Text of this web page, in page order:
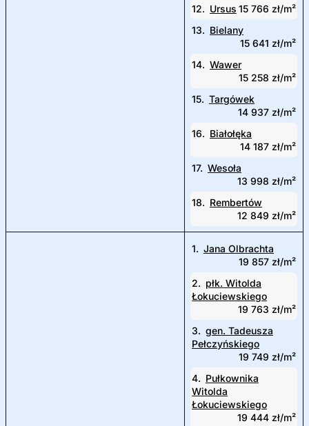
12. Ursus 15 766 zł/m²
13. Bielany
15 641 zł/m²
14. Wawer
15 258 zł/m²
15. Targówek
14 937 zł/m²
16. Białołęka
14 187 zł/m²
17. Wesoła
13 998 zł/m²
18. Rembertów
12 849 zł/m²
1. Jana Olbrachta
19 857 zł/m²
2. płk. Witolda
Łokuciewskiego
19 763 zł/m²
3. gen. Tadeusza
Pełczyńskiego
19 749 zł/m²
4. Pułkownika
Witolda
Łokuciewskiego
19 444 zł/m²